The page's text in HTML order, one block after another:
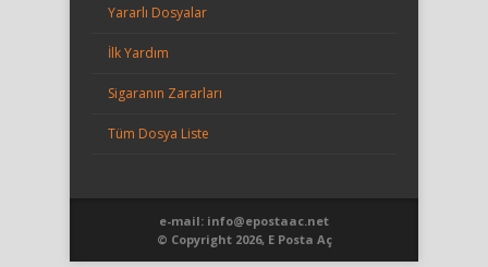
Yararlı Dosyalar
İlk Yardım
Sigaranın Zararları
Tüm Dosya Liste
e-mail: info@epostaac.net
© Copyright 2026, E Posta Aç